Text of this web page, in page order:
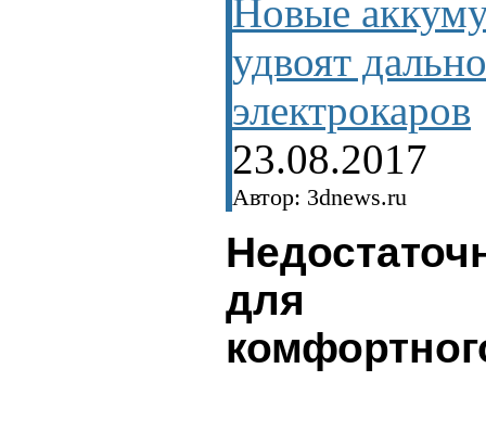
Новые
удвоят
электрокаров
23.08.2017
Автор: 3dnews.ru
для